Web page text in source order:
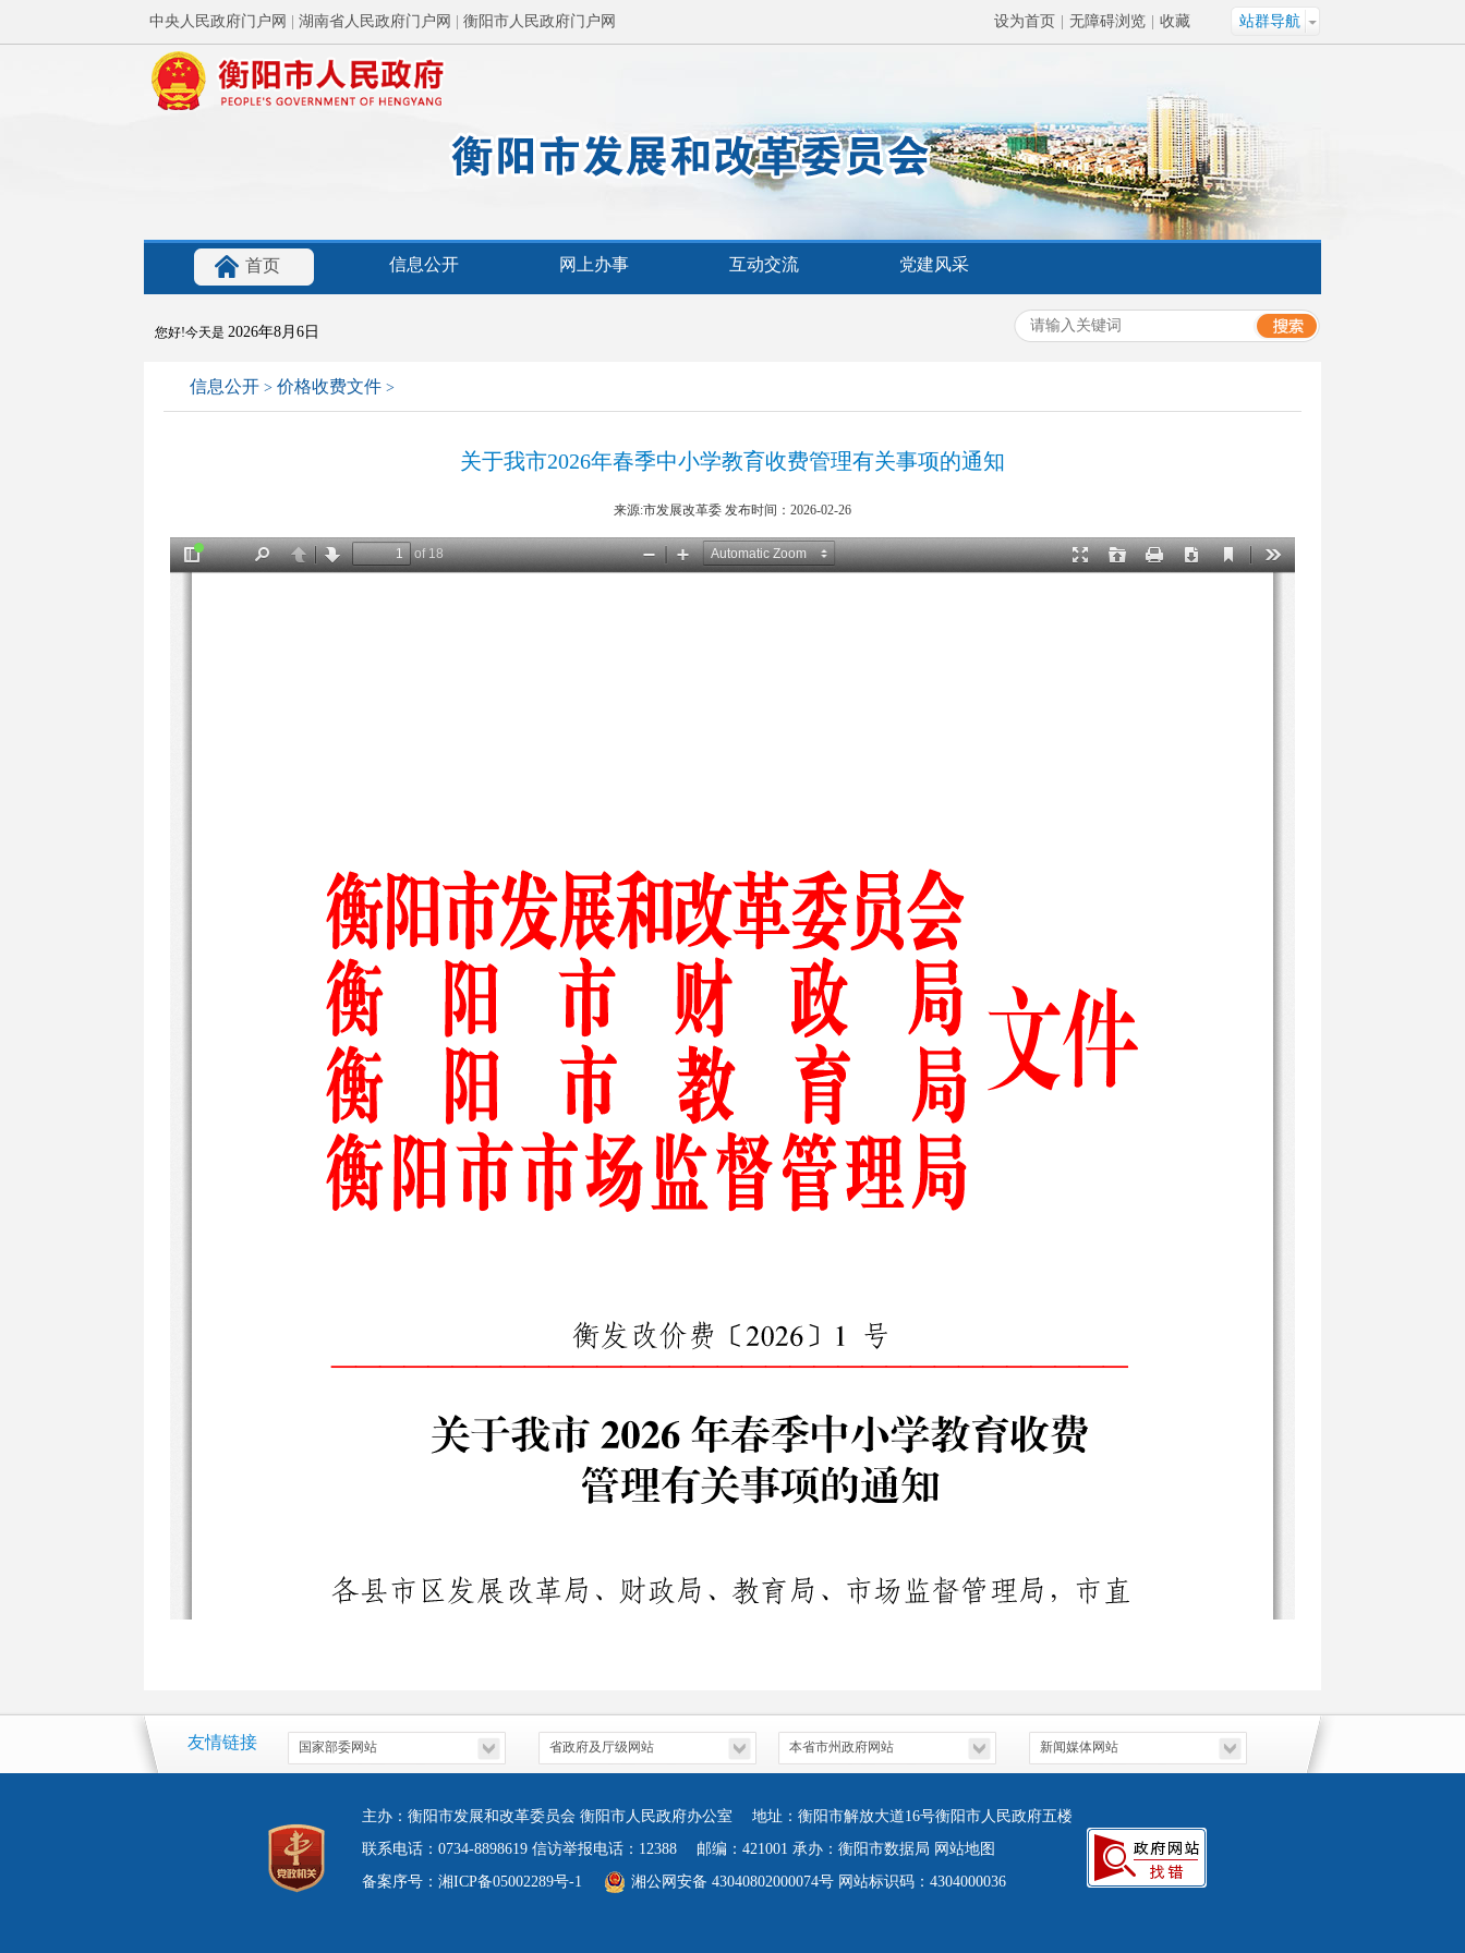
中央人民政府门户网 湖南省人民政府门户网 衡阳市人民政府门户网 设为首页 无障碍浏览 收藏 站群导航
首页 信息公开 网上办事 互动交流 党建风采
您好!今天是 2026年8月6日
信息公开 > 价格收费文件 >
关于我市2026年春季中小学教育收费管理有关事项的通知
来源:市发展改革委 发布时间：2026-02-26
友情链接
主办：衡阳市发展和改革委员会 衡阳市人民政府办公室 地址：衡阳市解放大道16号衡阳市人民政府五楼
联系电话：0734-8898619 信访举报电话：12388 邮编：421001 承办：衡阳市数据局 网站地图
备案序号：湘ICP备05002289号-1
湘公网安备 43040802000074号 网站标识码：4304000036